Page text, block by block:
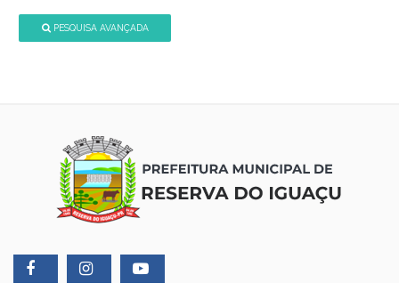
PESQUISA AVANÇADA